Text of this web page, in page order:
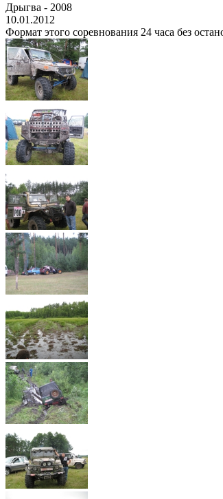
Дрыгва - 2008
10.01.2012
Формат этого соревнования 24 часа без